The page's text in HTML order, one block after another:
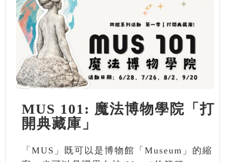
MUS 101: 魔法博物學院「打
開典藏庫」
「MUS」既可以是博物館「Museum」的縮